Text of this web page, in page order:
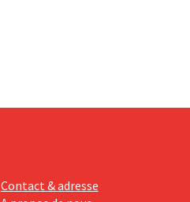
Contact & adresse